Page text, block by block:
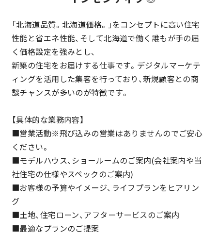
「北海道品質。北海道価格。」をコンセプトに高い住宅
性能と省エネ性能、そして北海道で働く誰もが手の届
く価格設定を強みとし、
新築の住宅をお届けする仕事です。デジタルマーケテ
ィングを活用した集客を行っており、新規顧客との商
談チャンスが多いのが特徴です。
【具体的な業務内容】
■営業活動※飛び込みの営業はありませんのでご安心
ください。
■モデルハウス、ショールームのご案内(会社案内や当
社住宅の仕様やスペックのご案内)
■お客様の予算やイメージ、ライフプランをヒアリン
グ
■土地、住宅ローン、アフターサービスのご案内
■最適なプランのご提案